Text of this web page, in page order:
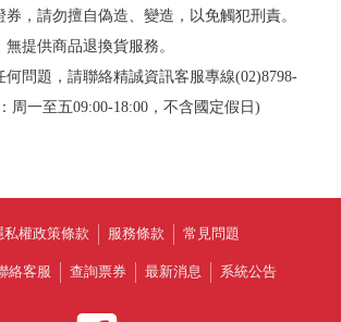
券，請勿擅自偽造、變造，以免觸犯刑責。
提供商品退換貨服務。
何問題，請聯絡精誠資訊客服專線(02)8798-
周一至五09:00-18:00，不含國定假日)
私權政策條款 服務條款 常見問題
絡客服 查詢票券 最新消息 系統公告